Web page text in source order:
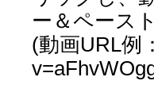
ー＆ペース
(動画URL例